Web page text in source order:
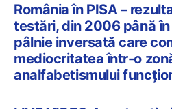
România în PISA –
testări, din 2006 până
pâlnie inversată care
mediocritatea într-o
analfabetismului